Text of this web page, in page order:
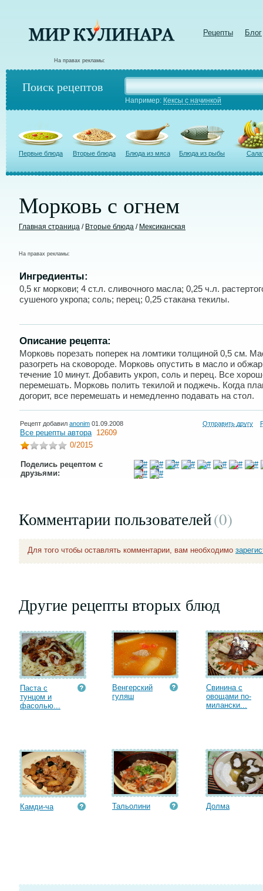
Рецепты Блог
На правах рекламы:
Поиск рецептов
Например: Кексы с начинкой
Первые блюда Вторые блюда Блюда из мяса Блюда из рыбы
Морковь с огнем
Главная страница / Вторые блюда / Мексиканская
На правах рекламы:
Ингредиенты:
0,5 кг моркови; 4 ст.л. сливочного масла; 0,25 ч.л.
сушеного укропа; соль; перец; 0,25 стакана текилы.
Описание рецепта:
Морковь порезать поперек на ломтики толщиной 0,5 см.
разогреть на сковороде. Морковь опустить в масло и
течение 10 минут. Добавить укроп, соль и перец. Все
перемешать. Морковь полить текилой и поджечь. Когда
догорит, все перемешать и немедленно подавать на стол.
Рецепт добавил anonim 01.09.2008 Отправить другу
Все рецепты автора 12609
0/2015
Поделись рецептом с
друзьями:
Комментарии пользователей(0)
Для того чтобы оставлять комментарии, вам необходимо
Другие рецепты вторых блюд
Паста с
тунцом и
фасолью...
Венгерский
гуляш
Свинина с
овощами по-
милански...
Камди-ча Тальолини Долма